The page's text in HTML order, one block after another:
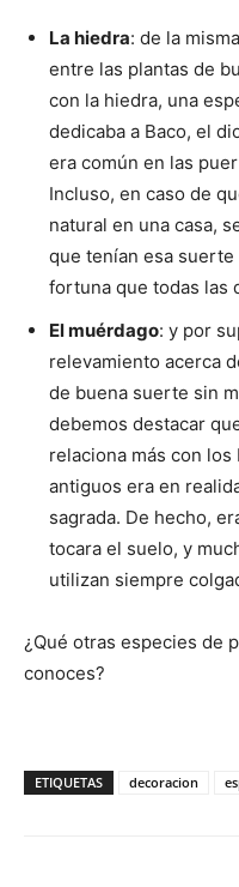
La hiedra: de la
entre las plantas de
con la hiedra, una
dedicaba a Baco, el
era común en las
Incluso, en caso de
natural en una casa,
que tenían esa
fortuna que todas las
El muérdago: y por
relevamiento acerca
de buena suerte sin
debemos destacar
relaciona más con
antiguos era en
sagrada. De hecho,
tocara el suelo, y
utilizan siempre
¿Qué otras especies de
conoces?
ETIQUETAS decoracion